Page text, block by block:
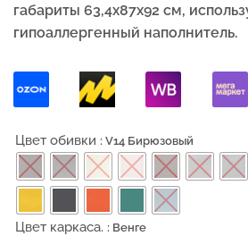
габариты 63,4x87x92 см,
гипоаллергенный наполнитель.
Цвет обивки : V14 Бирюзовый
Цвет каркаса. : Венге